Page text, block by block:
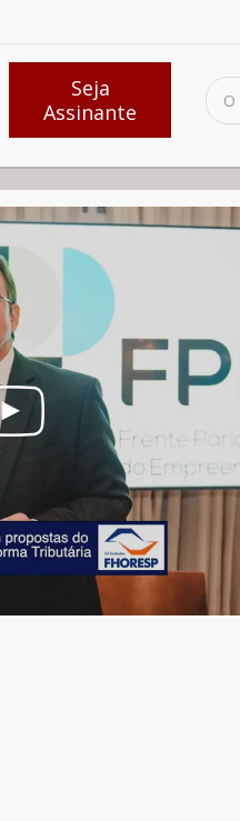
Seja
Assinante